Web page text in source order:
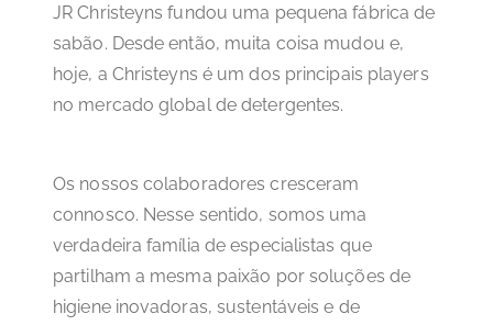
JR Christeyns fundou uma pequena fábrica de
sabão. Desde então, muita coisa mudou e,
hoje, a Christeyns é um dos principais players
no mercado global de detergentes.
Os nossos colaboradores cresceram
connosco. Nesse sentido, somos uma
verdadeira família de especialistas que
partilham a mesma paixão por soluções de
higiene inovadoras, sustentáveis e de